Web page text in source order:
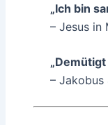
„Ich bin
– Jesus in
– Jakobus